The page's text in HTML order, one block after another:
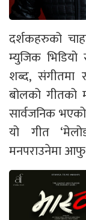
दर्शकहरुको
म्युजिक
शब्द, संगीतमा
बोलको गीतको
सार्वजनिक
यो गीत
मनपराउनेमा आफु